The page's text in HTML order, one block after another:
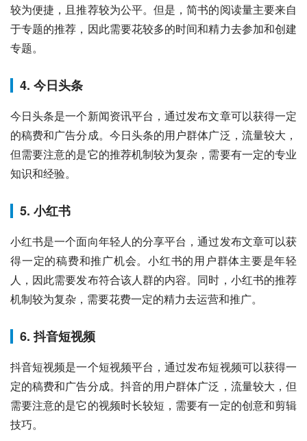
较为便捷，且推荐较为公平。但是，简书的阅读量主要来自
于专题的推荐，因此需要花较多的时间和精力去参加和创建
专题。
4. 今日头条
今日头条是一个新闻资讯平台，通过发布文章可以获得一定
的稿费和广告分成。今日头条的用户群体广泛，流量较大，
但需要注意的是它的推荐机制较为复杂，需要有一定的专业
知识和经验。
5. 小红书
小红书是一个面向年轻人的分享平台，通过发布文章可以获
得一定的稿费和推广机会。小红书的用户群体主要是年轻
人，因此需要发布符合该人群的内容。同时，小红书的推荐
机制较为复杂，需要花费一定的精力去运营和推广。
6. 抖音短视频
抖音短视频是一个短视频平台，通过发布短视频可以获得一
定的稿费和广告分成。抖音的用户群体广泛，流量较大，但
需要注意的是它的视频时长较短，需要有一定的创意和剪辑
技巧。